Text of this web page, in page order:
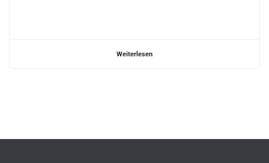
Weiterlesen